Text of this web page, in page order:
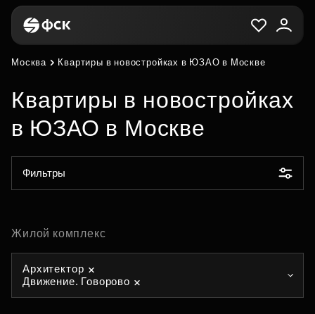
Москва Квартиры в новостройках в ЮЗАО в Москве
Квартиры в новостройках
в ЮЗАО в Москве
Фильтры
Жилой комплекс
Архитектор
Движение. Говорово